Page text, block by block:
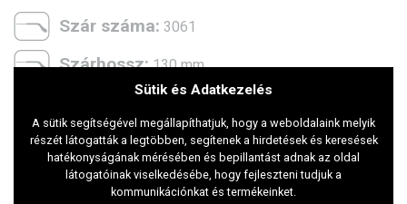
Szár száma: 3061
Szárhossz: 130 mm
Két lencse közti távolság: 20 mm
2 szár közötti távolság: 100 mm
Sütik és Adatkezelés
A sütik segítségével megállapíthatjuk, hogy a weboldalaink melyik
részét látogatták a legtöbben, segítenek a hirdetések és keresések
hatékonyságának mérésében és bepillantást adnak az oldal
látogatóinak viselkedésébe, hogy fejleszteni tudjuk a
kommunikációnkat és termékeinket.